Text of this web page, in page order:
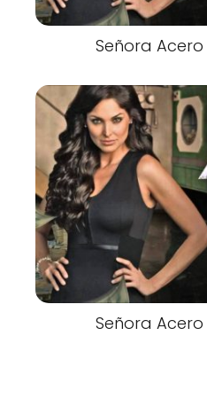
Señora
Señora